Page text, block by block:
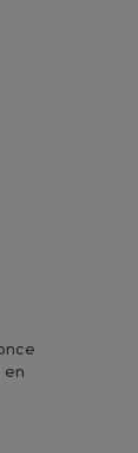
en